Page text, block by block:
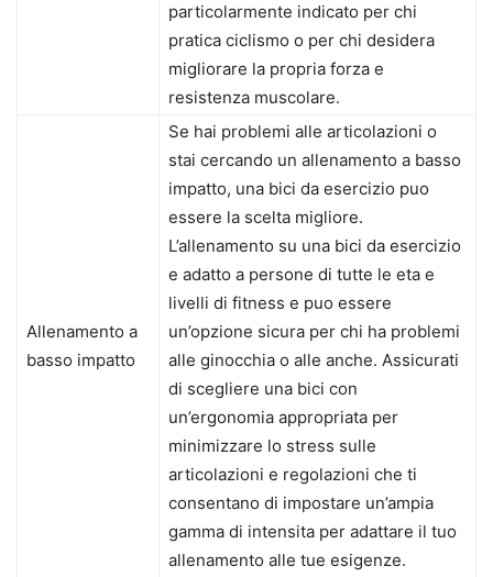
particolarmente indicato per chi
pratica ciclismo o per chi desidera
migliorare la propria forza e
resistenza muscolare.
Allenamento a
basso impatto
Se hai problemi alle articolazioni o
stai cercando un allenamento a basso
impatto, una bici da esercizio puo
essere la scelta migliore.
L’allenamento su una bici da esercizio
e adatto a persone di tutte le eta e
livelli di fitness e puo essere
un’opzione sicura per chi ha problemi
alle ginocchia o alle anche. Assicurati
di scegliere una bici con
un’ergonomia appropriata per
minimizzare lo stress sulle
articolazioni e regolazioni che ti
consentano di impostare un’ampia
gamma di intensita per adattare il tuo
allenamento alle tue esigenze.